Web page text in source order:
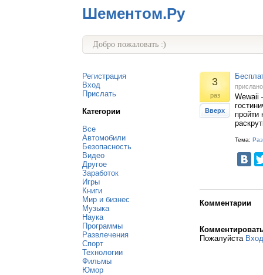
Шементом.Ру
Добро пожаловать :)
Регистрация
Вход
Прислать
Категории
Все
Автомобили
Безопасность
Видео
Другое
Заработок
Игры
Книги
Мир и бизнес
Музыка
Наука
Программы
Развлечения
Спорт
Технологии
Фильмы
Юмор
3
раз
Вверх
Wewaii
пройти
Тема:
Комментарии
Пожалуйста Вход